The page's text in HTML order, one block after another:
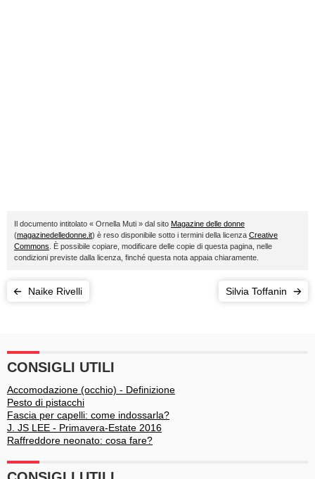
Il documento intitolato « Ornella Muti » dal sito Magazine delle donne
(magazinedelledonne.it) è reso disponibile sotto i termini della licenza Creative
Commons . È possibile copiare, modificare delle copie di questa pagina, nelle
condizioni previste dalla licenza, finché questa nota appaia chiaramente.
Naike Rivelli Silvia Toffanin
CONSIGLI UTILI
Accomodazione (occhio) - Definizione
Pesto di pistacchi
Fascia per capelli: come indossarla?
J. JS LEE - Primavera-Estate 2016
Raffreddore neonato: cosa fare?